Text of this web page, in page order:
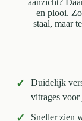
aanzicht?
en plooi.
staal, maar
✓
Duidelijk
vitrages
✓
Sneller zien